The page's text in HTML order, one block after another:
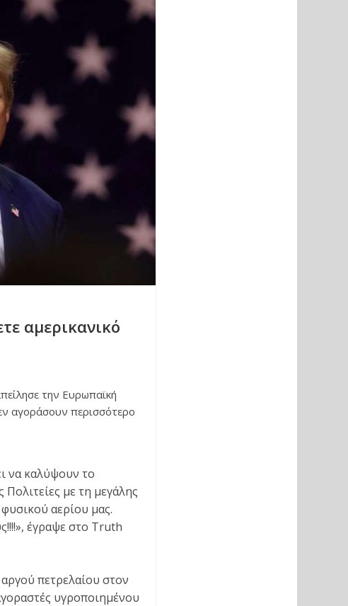
αμερικανικό
την Ευρωπαϊκή
αγοράσουν περισσότερο
να καλύψουν το
με τη μεγάλης
αερίου μας.
έγραψε στο Truth
πετρελαίου στον
υγροποιημένου